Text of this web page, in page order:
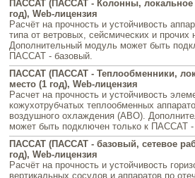
ПАССАТ (ПАССАТ - Колонны, локальное
год), Web-лицензия
Расчёт на прочность и устойчивость
типа от ветровых, сейсмических и прочих
Дополнительный модуль может быть
ПАССАТ - базовый.
ПАССАТ (ПАССАТ - Теплообменники,
место (1 год), Web-лицензия
Расчет на прочность и устойчивость
кожухотрубчатых теплообменных
воздушного охлаждения (АВО).
может быть подключен только к ПАССАТ -
ПАССАТ (ПАССАТ - базовый, сетевое
год), Web-лицензия
Расчёт на прочность и устойчивость
вертикальных сосудов и аппаратов по